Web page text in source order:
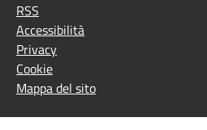
RSS
Accessibilità
Privacy
Cookie
Mappa del sito